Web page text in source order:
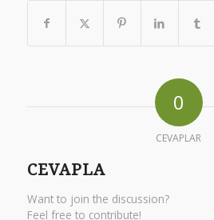
0
CEVAPLAR
CEVAPLA
Want to join the discussion?
Feel free to contribute!